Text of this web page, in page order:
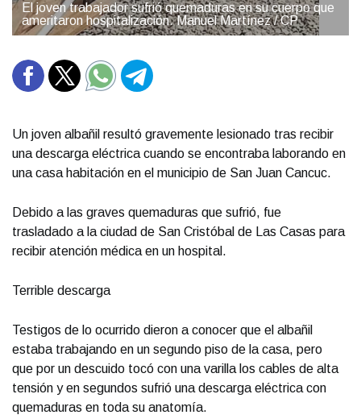
El joven trabajador sufrió quemaduras en su cuerpo que
ameritaron hospitalización. Manuel Martínez / CP
Un joven albañil resultó gravemente lesionado tras recibir
una descarga eléctrica cuando se encontraba laborando en
una casa habitación en el municipio de San Juan Cancuc.
Debido a las graves quemaduras que sufrió, fue
trasladado a la ciudad de San Cristóbal de Las Casas para
recibir atención médica en un hospital.
Terrible descarga
Testigos de lo ocurrido dieron a conocer que el albañil
estaba trabajando en un segundo piso de la casa, pero
que por un descuido tocó con una varilla los cables de alta
tensión y en segundos sufrió una descarga eléctrica con
quemaduras en toda su anatomía.